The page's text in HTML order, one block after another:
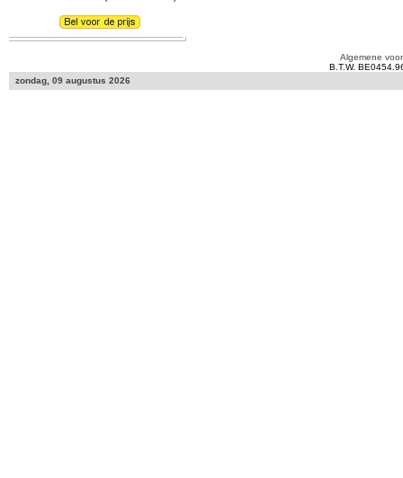
Algemene
B.T.W.
zondag, 09 augustus 2026